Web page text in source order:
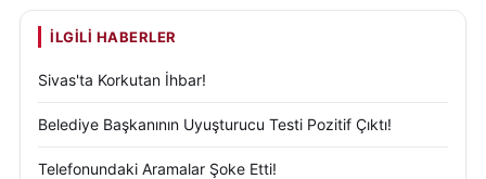
İLGILI HABERLER
Sivas'ta Korkutan İhbar!
Belediye Başkanının Uyuşturucu Testi Pozitif Çıktı!
Telefonundaki Aramalar Şoke Etti!